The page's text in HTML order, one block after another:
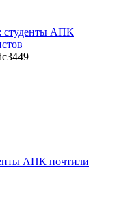
студенты АПК
АПК почтили